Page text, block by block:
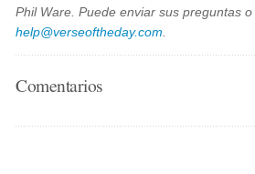
Phil Ware. Puede enviar sus preguntas
help@verseoftheday.com
Comentarios